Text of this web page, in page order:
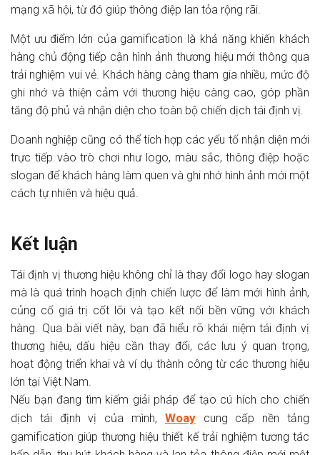
mạng xã hội, từ đó giúp thông điệp lan tỏa rộng rãi.
Một ưu điểm lớn của gamification là khả năng khiến khách
hàng chủ động tiếp cận hình ảnh thương hiệu mới thông qua
trải nghiệm vui vẻ. Khách hàng càng tham gia nhiều, mức độ
ghi nhớ và thiện cảm với thương hiệu càng cao, góp phần
tăng độ phủ và nhận diện cho toàn bộ chiến dịch tái định vị.
Doanh nghiệp cũng có thể tích hợp các yếu tố nhận diện mới
trực tiếp vào trò chơi như logo, màu sắc, thông điệp hoặc
slogan để khách hàng làm quen và ghi nhớ hình ảnh mới một
cách tự nhiên và hiệu quả.
Kết luận
Tái định vị thương hiệu không chỉ là thay đổi logo hay slogan
mà là quá trình hoạch định chiến lược để làm mới hình ảnh,
củng cố giá trị cốt lõi và tạo kết nối bền vững với khách
hàng. Qua bài viết này, bạn đã hiểu rõ khái niệm tái định vị
thương hiệu, dấu hiệu cần thay đổi, các lưu ý quan trọng,
hoạt động triển khai và ví dụ thành công từ các thương hiệu
lớn tại Việt Nam.
Nếu bạn đang tìm kiếm giải pháp để tạo cú hích cho chiến
dịch tái định vị của mình, Woaycung cấp nền tảng
gamification giúp thương hiệu thiết kế trải nghiệm tương tác